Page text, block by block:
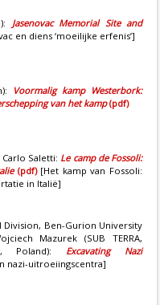
Jasenovac Memorial Site and
en diens ‘moeilijke erfenis’]
Voormalig kamp Westerbork:
van het kamp(pdf)
Saletti: Le camp de Fossoli:
(pdf)[Het kamp van Fossoli:
in Italië]
Division, Ben-Gurion University
Mazurek (SUB TERRA,
Poland): Excavating Nazi
nazi-uitroeiingscentra]